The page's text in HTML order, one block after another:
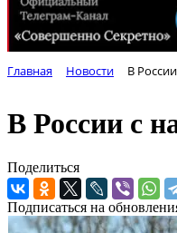
Главная Новости В
В России с
Поделиться
Подписаться на